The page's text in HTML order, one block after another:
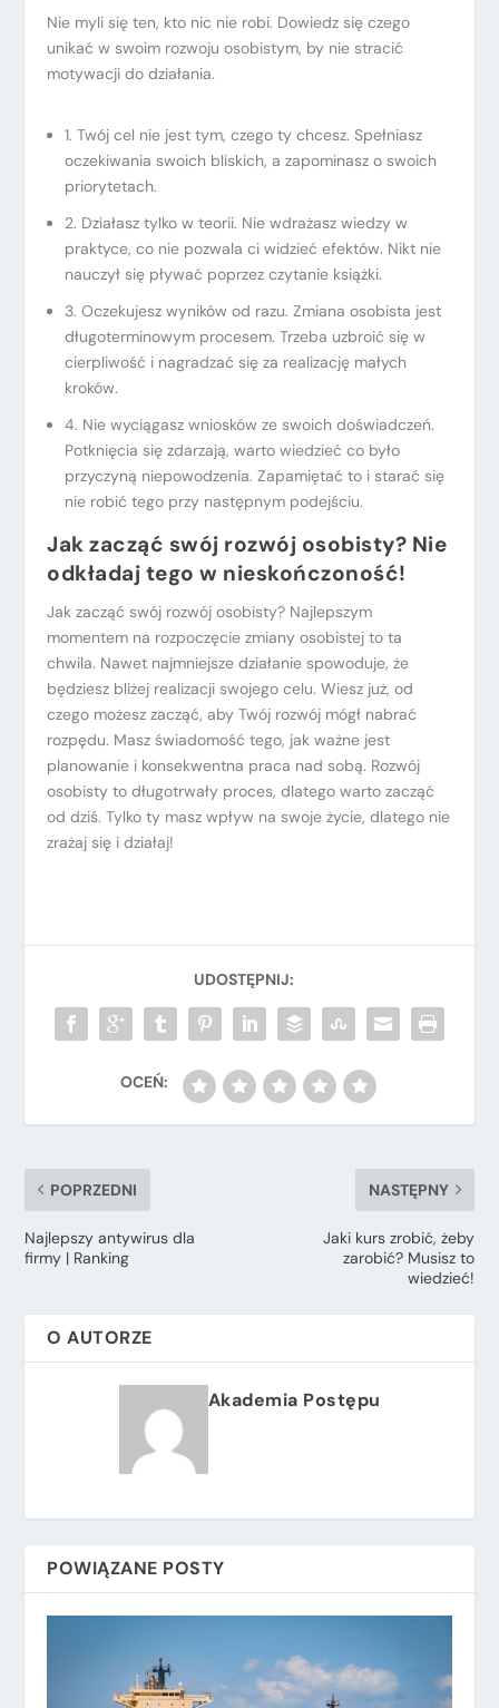
Nie myli się ten, kto nic nie robi. Dowiedz się czego
unikać w swoim rozwoju osobistym, by nie stracić
motywacji do działania.
1. Twój cel nie jest tym, czego ty chcesz. Spełniasz
oczekiwania swoich bliskich, a zapominasz o swoich
priorytetach.
2. Działasz tylko w teorii. Nie wdrażasz wiedzy w
praktyce, co nie pozwala ci widzieć efektów. Nikt nie
nauczył się pływać poprzez czytanie książki.
3. Oczekujesz wyników od razu. Zmiana osobista jest
długoterminowym procesem. Trzeba uzbroić się w
cierpliwość i nagradzać się za realizację małych
kroków.
4. Nie wyciągasz wniosków ze swoich doświadczeń.
Potknięcia się zdarzają, warto wiedzieć co było
przyczyną niepowodzenia. Zapamiętać to i starać się
nie robić tego przy następnym podejściu.
Jak zacząć swój rozwój osobisty? Nie
odkładaj tego w nieskończoność!
Jak zacząć swój rozwój osobisty? Najlepszym
momentem na rozpoczęcie zmiany osobistej to ta
chwila. Nawet najmniejsze działanie spowoduje, że
będziesz bliżej realizacji swojego celu. Wiesz już, od
czego możesz zacząć, aby Twój rozwój mógł nabrać
rozpędu. Masz świadomość tego, jak ważne jest
planowanie i konsekwentna praca nad sobą. Rozwój
osobisty to długotrwały proces, dlatego warto zacząć
od dziś. Tylko ty masz wpływ na swoje życie, dlatego nie
zrażaj się i działaj!
POPRZEDNI
Najlepszy antywirus dla
firmy | Ranking
NASTĘPNY
Jaki kurs zrobić, żeby
zarobić? Musisz to
wiedzieć!
O AUTORZE
Akademia Postępu
POWIĄZANE POSTY